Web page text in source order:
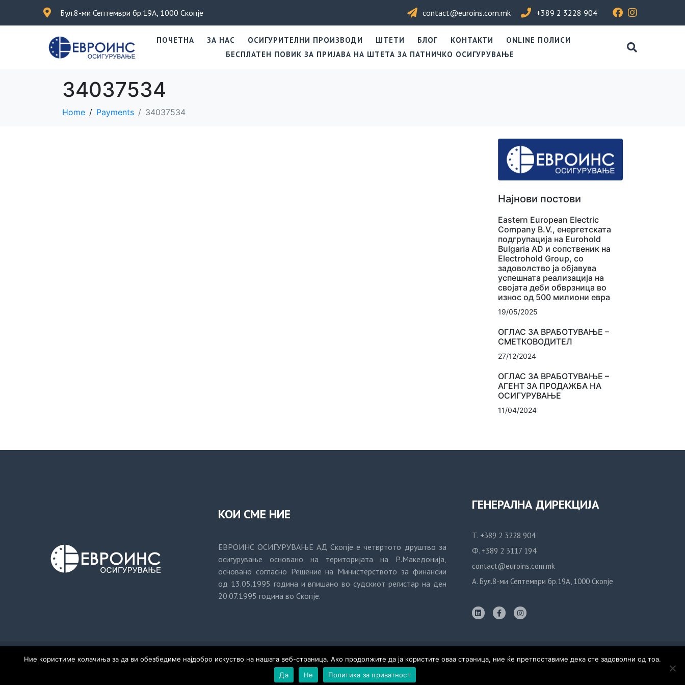
Бул.8-ми Септември бр.19А, 1000 Скопје contact@euroins.com.mk +389 2 3228 904
ПОЧЕТНА ЗА НАС ОСИГУРИТЕЛНИ ПРОИЗВОДИ ШТЕТИ БЛОГ КОНТАКТИ
ONLINE ПОЛИСИ
БЕСПЛАТЕН ПОВИК ЗА ПРИЈАВА НА ШТЕТА ЗА ПАТНИЧКО ОСИГУРУВАЊЕ
34037534
Home Payments 34037534
Најнови постови
Eastern European Electric
Company B.V., енергетската
подгрупација на Eurohold
Bulgaria AD и сопственик на
Electrohold Group, со
задоволство ја објавува
успешната реализација на
својата деби обврзница во
износ од 500 милиони евра
19/05/2025
ОГЛАС ЗА ВРАБОТУВАЊЕ –
СМЕТКОВОДИТЕЛ
27/12/2024
ОГЛАС ЗА ВРАБОТУВАЊЕ –
АГЕНТ ЗА ПРОДАЖБА НА
ОСИГУРУВАЊЕ
11/04/2024
КОИ СМЕ НИЕ
ЕВРОИНС ОСИГУРУВАЊЕ АД Скопје е четвртото друштво за
осигурување основано на територијата на Р.Македонија,
основано согласно Решение на Министерството за финансии
од 13.05.1995 година и впишано во судскиот регистар на ден
20.07.1995 година во Скопје.
ГЕНЕРАЛНА ДИРЕКЦИЈА
Т. +389 2 3228 904
Ф. +389 2 3117 194
contact@euroins.com.mk
А. Бул.8-ми Септември бр.19А, 1000 Скопје
Политика за приватност
Тивиус Продукција
Ние користиме колачиња за да ви обезбедиме најдобро искуство на нашата веб-страница. Ако продолжите да ја користите оваа страница, ние ќе претпоставиме дека сте задоволни од тоа.
Да
Не Политика за приватност